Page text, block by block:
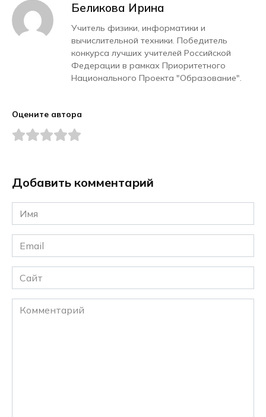
Беликова Ирина
Учитель физики, информатики и
вычислительной техники. Победитель
конкурса лучших учителей Российской
Федерации в рамках Приоритетного
Национального Проекта "Образование".
Оцените автора
Добавить комментарий
Имя
*
Email
*
Сайт
Комментарий